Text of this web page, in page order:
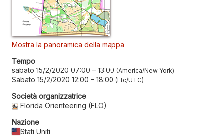
Mostra la panoramica della mappa
Tempo
sabato 15/2/2020 07:00 – 13:00 America/New York
Sabato 15/2/2020 12:00 – 18:00 Etc/UTC
Società organizzatrice
Florida Orienteering (FLO)
Nazione
Stati Uniti